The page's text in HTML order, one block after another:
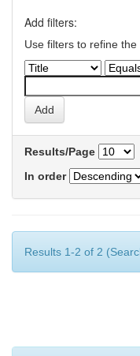
Add filters:
Use filters to refine the
Results/Page
In order
Results 1-2 of 2